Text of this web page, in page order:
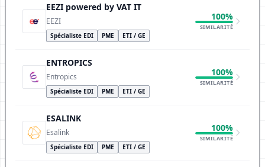
EEZI powered by VAT IT
EEZI
Spécialiste EDI PME ETI / GE
100%
SIMILARITÉ
ENTROPICS
Entropics
Spécialiste EDI PME ETI / GE
100%
SIMILARITÉ
ESALINK
Esalink
Spécialiste EDI PME ETI / GE
100%
SIMILARITÉ